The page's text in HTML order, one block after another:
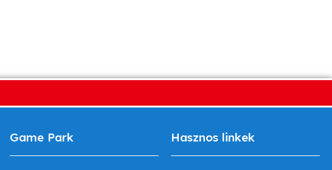
Game Park Hasznos linkek